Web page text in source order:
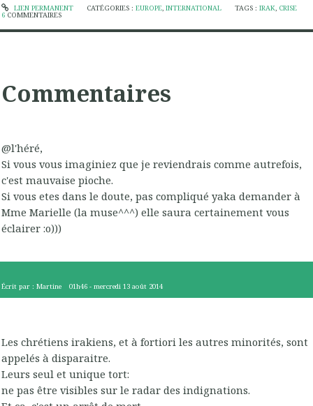
LIEN PERMANENT CATÉGORIES : EUROPE, INTERNATIONAL TAGS :IRAK, CRISE
6 COMMENTAIRES
Commentaires
@l'héré,
Si vous vous imaginiez que je reviendrais comme autrefois,
c'est mauvaise pioche.
Si vous etes dans le doute, pas compliqué yaka demander à
Mme Marielle (la muse^^^) elle saura certainement vous
éclairer :o)))
Écrit par : Martine 01h46 -mercredi 13 août 2014
Les chrétiens irakiens, et à fortiori les autres minorités, sont
appelés à disparaitre.
Leurs seul et unique tort:
ne pas être visibles sur le radar des indignations.